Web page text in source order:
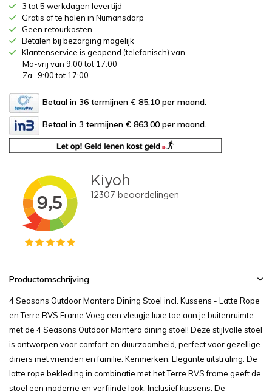
3 tot 5 werkdagen levertijd
Gratis af te halen in Numansdorp
Geen retourkosten
Betalen bij bezorging mogelijk
Klantenservice is geopend (telefonisch) van
Ma-vrij van 9:00 tot 17:00
Za- 9:00 tot 17:00
Betaal in 36 termijnen € 85,10 per maand.
Betaal in 3 termijnen € 863,00 per maand.
Productomschrijving
4 Seasons Outdoor Montera Dining Stoel incl. Kussens - Latte Rope
en Terre RVS Frame Voeg een vleugje luxe toe aan je buitenruimte
met de 4 Seasons Outdoor Montera dining stoel! Deze stijlvolle stoel
is ontworpen voor comfort en duurzaamheid, perfect voor gezellige
diners met vrienden en familie. Kenmerken: Elegante uitstraling: De
latte rope bekleding in combinatie met het Terre RVS frame geeft de
stoel een moderne en verfijnde look. Inclusief kussens: De